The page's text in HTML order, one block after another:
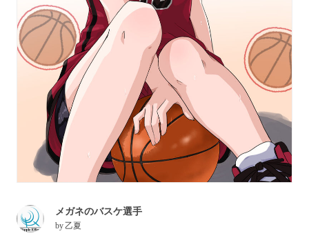
メガネのバスケ選手
by乙夏